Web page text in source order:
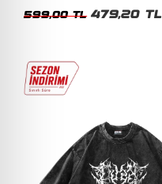
599,00 TL 479,20 TL